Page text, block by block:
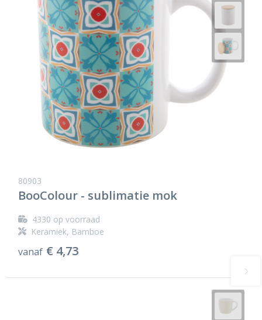
80903
BooColour - sublimatie mok
4330 op voorraad
Keramiek, Bamboe
vanaf € 4,73